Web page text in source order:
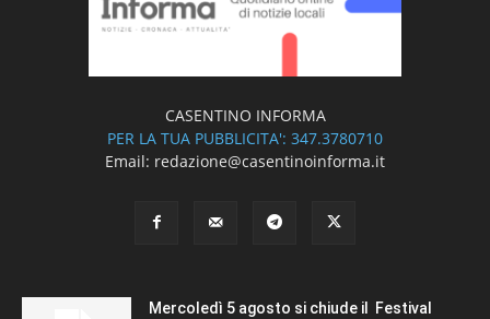
CASENTINO INFORMA
PER LA TUA PUBBLICITA': 347.3780710
Email: redazione@casentinoinforma.it
Mercoledì 5 agosto si chiude il Festival